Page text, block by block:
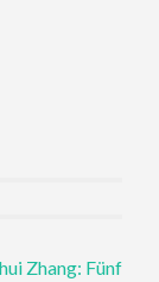
Zhang: Fünf